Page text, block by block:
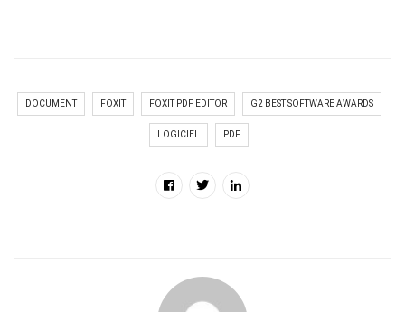
DOCUMENT FOXIT FOXIT PDF EDITOR G2 BEST SOFTWARE AWARDS
LOGICIEL PDF